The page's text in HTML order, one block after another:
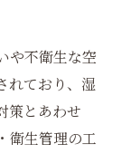
や不衛生な空
れており、湿
策とあわせ
衛生管理の工